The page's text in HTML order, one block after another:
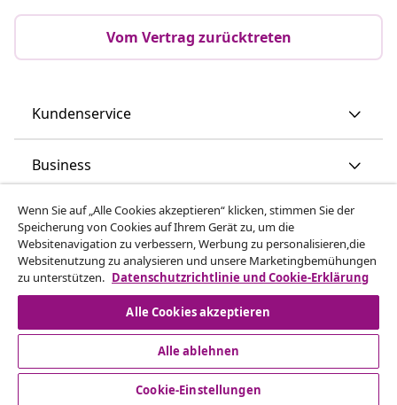
Vom Vertrag zurücktreten
Kundenservice
Business
vidaXL
Mehr entdecken
Wenn Sie auf „Alle Cookies akzeptieren“ klicken, stimmen Sie der
Speicherung von Cookies auf Ihrem Gerät zu, um die
Websitenavigation zu verbessern, Werbung zu personalisieren,die
Websitenutzung zu analysieren und unsere Marketingbemühungen
zu unterstützen. Datenschutzrichtlinie und Cookie-Erklärung
Alle Cookies akzeptieren
Alle ablehnen
Cookie-Einstellungen